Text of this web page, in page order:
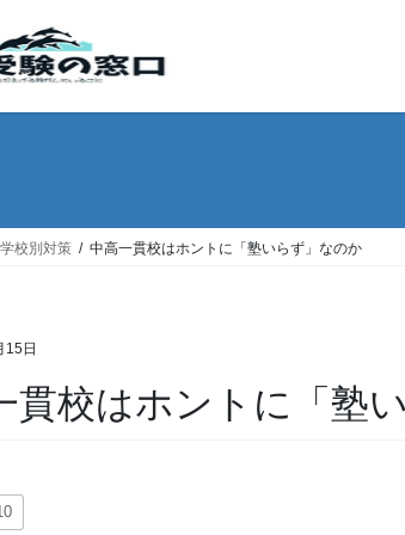
校別対策 中高一貫校はホントに「塾いらず」なのか
15日
貫校はホントに「塾